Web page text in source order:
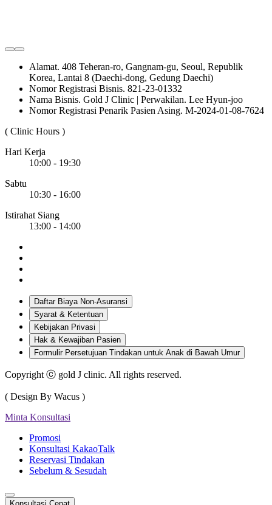
Alamat. 408 Teheran-ro, Gangnam-gu, Seoul, Republik
Korea, Lantai 8 (Daechi-dong, Gedung Daechi)
Nomor Registrasi Bisnis. 821-23-01332
Nama Bisnis. Gold J Clinic | Perwakilan. Lee Hyun-joo
Nomor Registrasi Penarik Pasien Asing. M-2024-01-08-7624
( Clinic Hours )
Hari Kerja
10:00 - 19:30
Sabtu
10:30 - 16:00
Istirahat Siang
13:00 - 14:00
Daftar Biaya Non-Asuransi
Syarat & Ketentuan
Kebijakan Privasi
Hak & Kewajiban Pasien
Formulir Persetujuan Tindakan untuk Anak di Bawah Umur
Copyright ⓒ gold J clinic. All rights reserved.
( Design By Wacus )
Minta Konsultasi
Promosi
Konsultasi KakaoTalk
Reservasi Tindakan
Sebelum & Sesudah